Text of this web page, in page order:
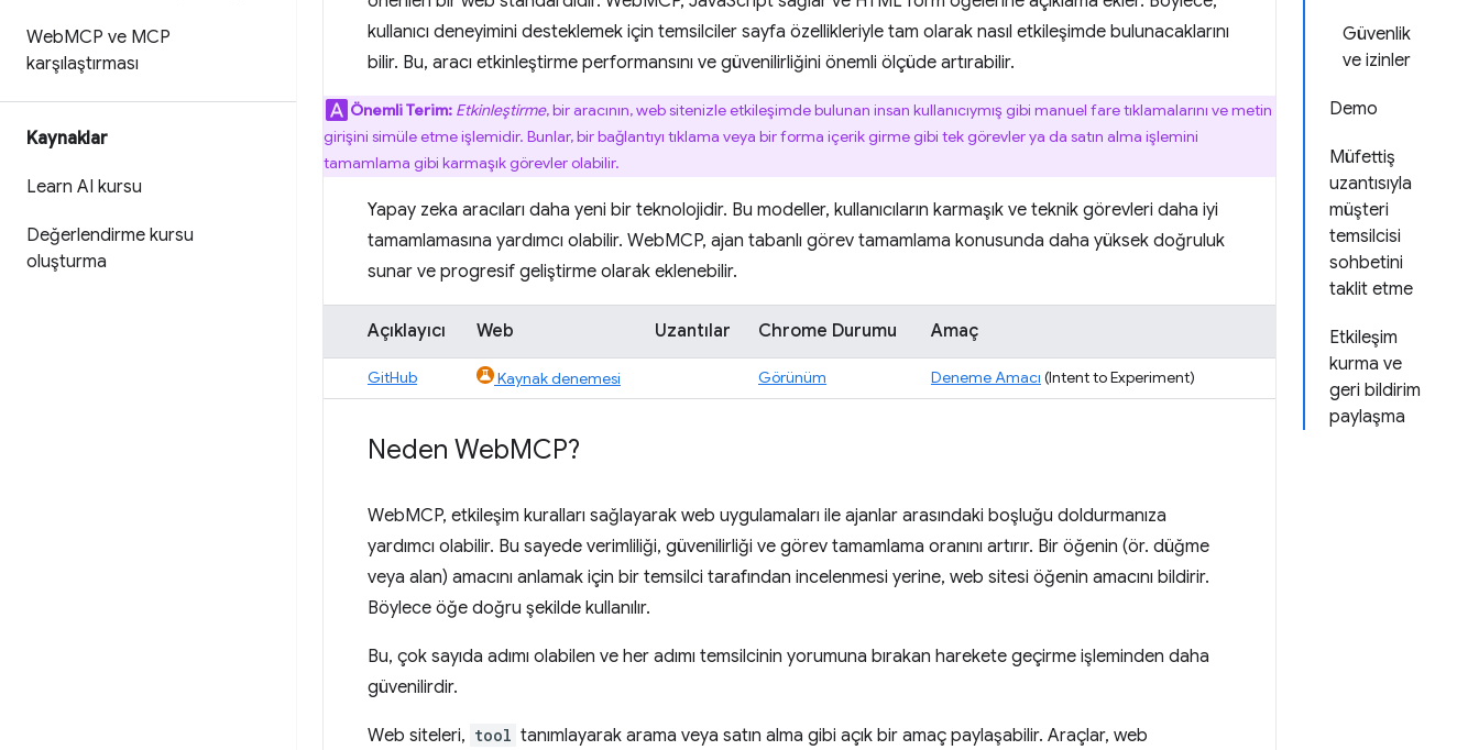
WebMCP ve MCP
karşılaştırması
Kaynaklar
Learn AI kursu
Değerlendirme kursu
oluşturma
Güvenlik
ve izinler
Demo
Müfettiş
uzantısıyla
müşteri
temsilcisi
sohbetini
taklit etme
Etkileşim
kurma ve
geri bildirim
paylaşma
kullanıcı deneyimini desteklemek için temsilciler sayfa özellikleriyle tam olarak nasıl etkileşimde bulunacaklarını
bilir. Bu, aracı etkinleştirme performansını ve güvenilirliğini önemli ölçüde artırabilir.
Önemli Terim: Etkinleştirme, bir aracının, web sitenizle etkileşimde bulunan insan kullanıcıymış gibi manuel fare tıklamalarını ve metin
girişini simüle etme işlemidir. Bunlar, bir bağlantıyı tıklama veya bir forma içerik girme gibi tek görevler ya da satın alma işlemini
tamamlama gibi karmaşık görevler olabilir.
Yapay zeka aracıları daha yeni bir teknolojidir. Bu modeller, kullanıcıların karmaşık ve teknik görevleri daha iyi
tamamlamasına yardımcı olabilir. WebMCP, ajan tabanlı görev tamamlama konusunda daha yüksek doğruluk
sunar ve progresif geliştirme olarak eklenebilir.
Açıklayıcı Web Uzantılar Chrome Durumu Amaç
GitHub Kaynak denemesi Görünüm Deneme Amacı (Intent to Experiment)
Neden WebMCP?
WebMCP, etkileşim kuralları sağlayarak web uygulamaları ile ajanlar arasındaki boşluğu doldurmanıza
yardımcı olabilir. Bu sayede verimliliği, güvenilirliği ve görev tamamlama oranını artırır. Bir öğenin (ör. düğme
veya alan) amacını anlamak için bir temsilci tarafından incelenmesi yerine, web sitesi öğenin amacını bildirir.
Böylece öğe doğru şekilde kullanılır.
Bu, çok sayıda adımı olabilen ve her adımı temsilcinin yorumuna bırakan harekete geçirme işleminden daha
güvenilirdir.
Web siteleri, tool tanımlayarak arama veya satın alma gibi açık bir amaç paylaşabilir. Araçlar, web